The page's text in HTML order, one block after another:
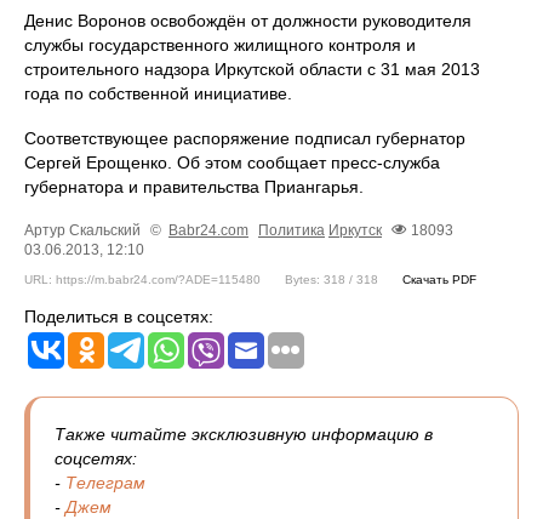
Денис Воронов освобождён от должности руководителя
службы государственного жилищного контроля и
строительного надзора Иркутской области с 31 мая 2013
года по собственной инициативе.
Соответствующее распоряжение подписал губернатор
Сергей Ерощенко. Об этом сообщает пресс-служба
губернатора и правительства Приангарья.
Артур Скальский © Babr24.com Политика Иркутск
18093
03.06.2013, 12:10
URL: https://m.babr24.com/?ADE=115480 Bytes: 318 / 318 Скачать PDF
Поделиться в соцсетях:
Также читайте эксклюзивную информацию в
соцсетях:
- Телеграм
-Джем